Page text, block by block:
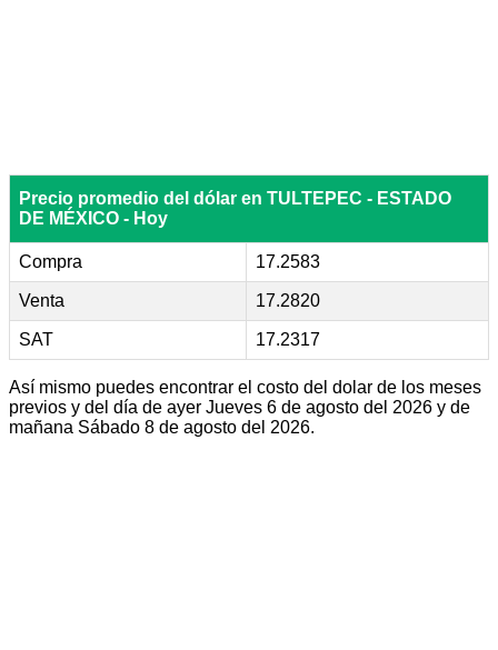
Precio promedio del dólar en TULTEPEC - ESTADO
DE MÉXICO - Hoy
Compra 17.2583
Venta 17.2820
SAT 17.2317
Así mismo puedes encontrar el costo del dolar de los meses
previos y del día de ayer Jueves 6 de agosto del 2026 y de
mañana Sábado 8 de agosto del 2026.